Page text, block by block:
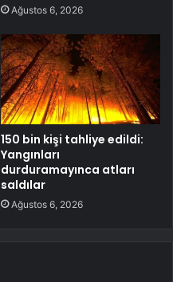
Ağustos 6, 2026
150 bin kişi tahliye edildi:
Yangınları
durduramayınca atları
saldılar
Ağustos 6, 2026